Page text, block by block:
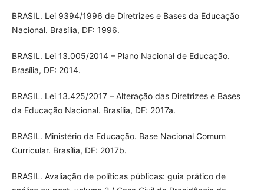
BRASIL. Lei 9394/1996 de Diretrizes e Bases da Educação
Nacional. Brasília, DF: 1996.
BRASIL. Lei 13.005/2014 – Plano Nacional de Educação.
Brasília, DF: 2014.
BRASIL. Lei 13.425/2017 – Alteração das Diretrizes e Bases
da Educação Nacional. Brasília, DF: 2017a.
BRASIL. Ministério da Educação. Base Nacional Comum
Curricular. Brasília, DF: 2017b.
BRASIL. Avaliação de políticas públicas: guia prático de